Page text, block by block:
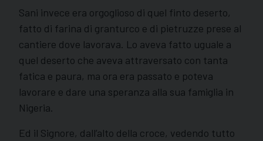
Sani invece era orgoglioso di quel finto deserto,
fatto di farina di granturco e di pietruzze prese al
cantiere dove lavorava. Lo aveva fatto uguale a
quel deserto che aveva attraversato con tanta
fatica e paura, ma ora era passato e poteva
lavorare e dare una speranza alla sua famiglia in
Nigeria.
Ed il Signore, dall’alto della croce, vedendo tutto